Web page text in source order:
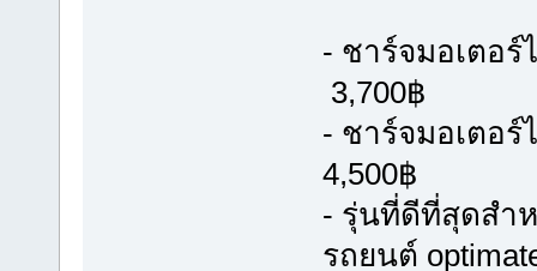
- ชาร์จมอเตอร์
3,700฿
- ชาร์จมอเตอ
4,500฿
- รุ่นที่ดีที่สุดสำ
รถยนต์